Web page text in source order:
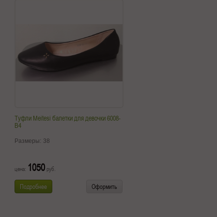
Туфли Meitesi балетки для девочки 6008-
B4
Размеры: 38
цена: 1050 руб.
Подробнее Оформить